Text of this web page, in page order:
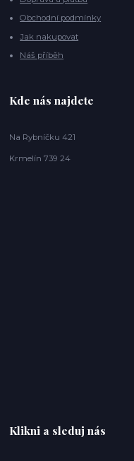
Obchodní podmínky
Jak nakupovat
Náš příběh
Kde nás najdete
Na Rybníčku 421
Krmelín 739 24
Klikni a sleduj nás